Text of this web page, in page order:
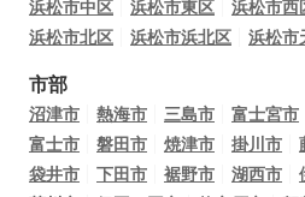
浜松市中区 浜松市東区 浜松市西
浜松市北区
浜松市浜北区 浜松市
市部
沼津市 熱海市 三島市 富士宮市
富士市
磐田市 焼津市 掛川市
袋井市
下田市 裾野市 湖西市